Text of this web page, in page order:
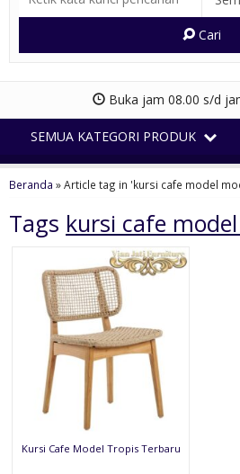
Cari
Buka jam 08.00 s/d
SEMUA KATEGORI PRODUK
Beranda »Article tag in 'kursi cafe model
Tags kursi cafe
Kursi Cafe Model Tropis Terbaru